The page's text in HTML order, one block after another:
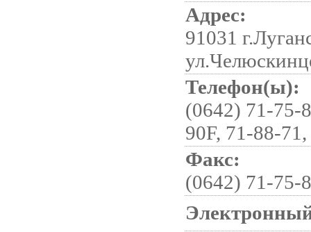
Адрес:
91031
Телефон(ы):
(0642) 71-75-
90F, 71-88-
Факс:
(0642) 71-75-